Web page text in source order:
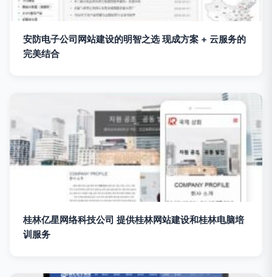
安防电子公司网站建设的明智之选 现成方案 + 云服务的
完美结合
桂林亿星网络科技公司 提供桂林网站建设和桂林电脑培
训服务